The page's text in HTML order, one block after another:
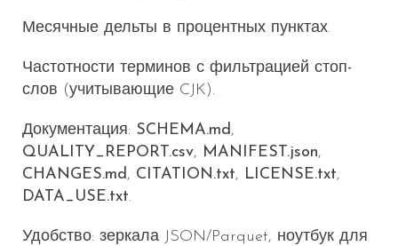
Месячные дельты в процентных пунктах.
Частотности терминов с фильтрацией стоп-
слов (учитывающие CJK).
Документация: SCHEMA.md,
QUALITY_REPORT.csv, MANIFEST.json,
CHANGES.md, CITATION.txt, LICENSE.txt,
DATA_USE.txt.
Удобство: зеркала JSON/Parquet, ноутбук для